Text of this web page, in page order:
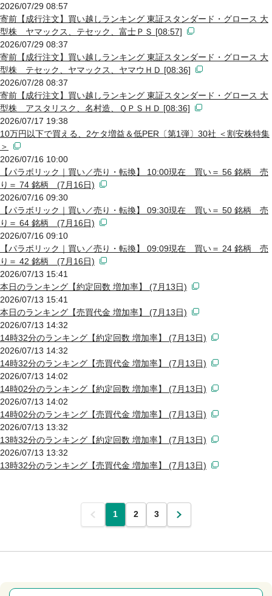
2026/07/29 08:57
寄前【成行注文】買い越しランキング 東証スタンダード・グロース 大
型株 ヤマックス、テセック、富士ＰＳ [08:57]
2026/07/29 08:37
寄前【成行注文】買い越しランキング 東証スタンダード・グロース 大
型株 テセック、ヤマックス、ヤマウＨＤ [08:36]
2026/07/28 08:37
寄前【成行注文】買い越しランキング 東証スタンダード・グロース 大
型株 アスタリスク、名村造、ＱＰＳＨＤ [08:36]
2026/07/17 19:38
10万円以下で買える、2ケタ増益＆低PER〔第1弾〕30社 ＜割安株特集
＞
2026/07/16 10:00
【パラボリック｜買い／売り・転換】 10:00現在 買い＝ 56 銘柄 売
り＝ 74 銘柄 (7月16日)
2026/07/16 09:30
【パラボリック｜買い／売り・転換】 09:30現在 買い＝ 50 銘柄 売
り＝ 64 銘柄 (7月16日)
2026/07/16 09:10
【パラボリック｜買い／売り・転換】 09:09現在 買い＝ 24 銘柄 売
り＝ 42 銘柄 (7月16日)
2026/07/13 15:41
本日のランキング【約定回数 増加率】 (7月13日)
2026/07/13 15:41
本日のランキング【売買代金 増加率】 (7月13日)
2026/07/13 14:32
14時32分のランキング【約定回数 増加率】 (7月13日)
2026/07/13 14:32
14時32分のランキング【売買代金 増加率】 (7月13日)
2026/07/13 14:02
14時02分のランキング【約定回数 増加率】 (7月13日)
2026/07/13 14:02
14時02分のランキング【売買代金 増加率】 (7月13日)
2026/07/13 13:32
13時32分のランキング【約定回数 増加率】 (7月13日)
2026/07/13 13:32
13時32分のランキング【売買代金 増加率】 (7月13日)
前 1 2 3 次